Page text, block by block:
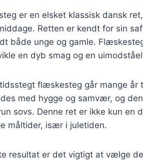
er en elsket klassisk dansk
Retten er kendt for sin
både unge og gamle.
en dyb smag og en
flæskesteg går mange år
med hygge og samvær, og
sovs. Denne ret er ikke kun en
måltider, især i juletiden.
resultat er det vigtigt at vælge